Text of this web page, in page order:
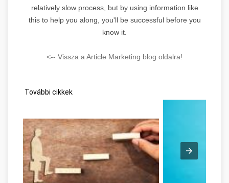
relatively slow process, but by using information like
this to help you along, you'll be successful before you
know it.
<-- Vissza a Article Marketing blog oldalra!
További cikkek